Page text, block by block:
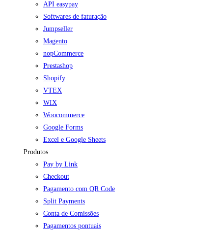
API easypay
Softwares de faturação
Jumpseller
Magento
nopCommerce
Prestashop
Shopify
VTEX
WIX
Woocommerce
Google Forms
Excel e Google Sheets
Produtos
Pay by Link
Checkout
Pagamento com QR Code
Split Payments
Conta de Comissões
Pagamentos pontuais